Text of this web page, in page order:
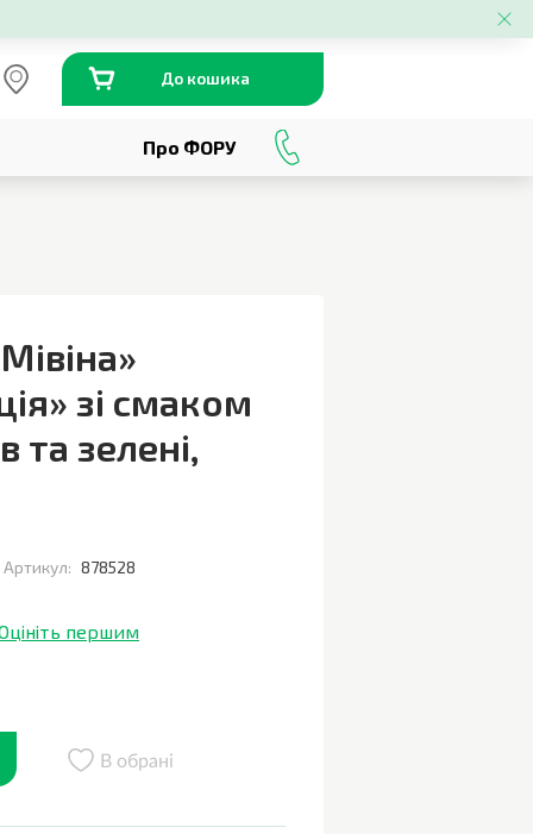
До кошика
Про ФОРУ
зі смаком
та зелені,
Артикул: 878528
першим
В обрані